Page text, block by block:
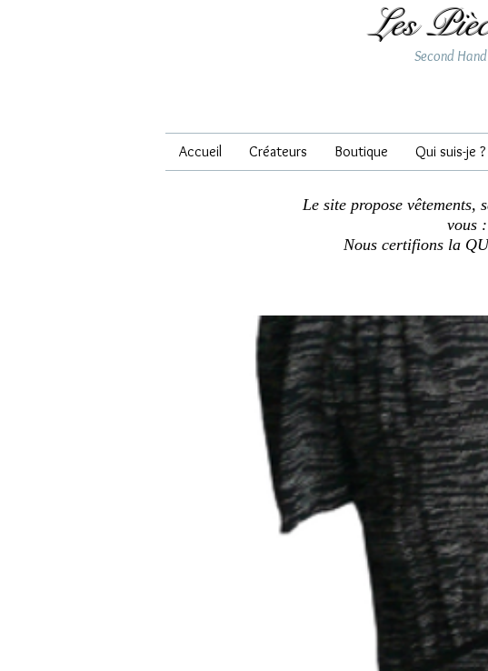
Les
Second
Accueil Créateurs Boutique Qui suis-je ?
Le site propose vêtements,
vous
Nous certifions la